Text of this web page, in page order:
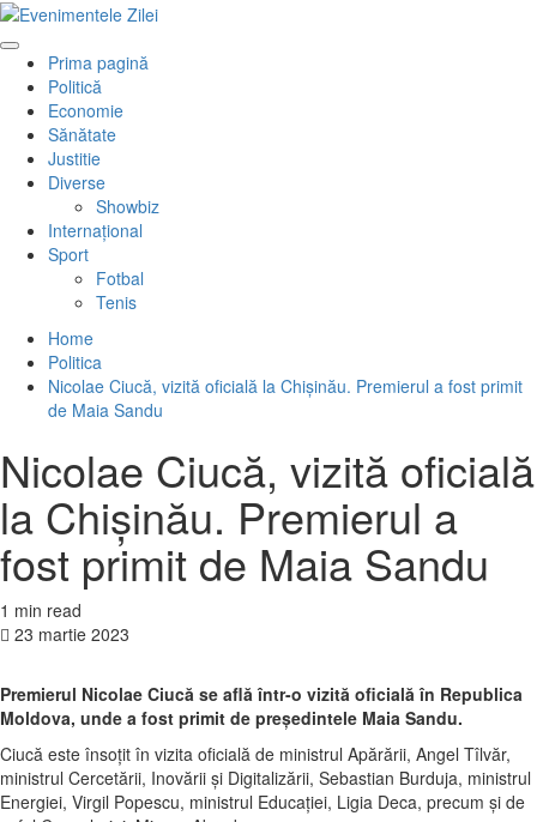
Mergi
conţinut.
Primary
Menu
Prima pagină
Politică
Economie
Sănătate
Justitie
Diverse
Showbiz
Internaţional
Sport
Fotbal
Tenis
Home
Politica
Nicolae Ciucă, vizită oficială la Chișinău. Premierul a fost primit
de Maia Sandu
Nicolae Ciucă, vizită oficială
la Chișinău. Premierul a
fost primit de Maia Sandu
1 min read
23 martie 2023
Premierul Nicolae Ciucă se află într-o vizită oficială în Republica
Moldova, unde a fost primit de președintele Maia Sandu.
Ciucă este însoțit în vizita oficială de ministrul Apărării, Angel Tîlvăr,
ministrul Cercetării, Inovării şi Digitalizării, Sebastian Burduja, ministrul
Energiei, Virgil Popescu, ministrul Educaţiei, Ligia Deca, precum şi de